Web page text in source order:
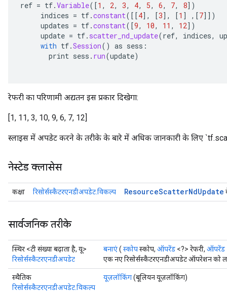
ref = tf.Variable( [1 , 2, 3, 4, 5, 6, 7, 8] )
indices = tf.constant( [[4] , [3] , [1 ] , [7]] )
updates = tf.constant( [9, 10, 11 , 12] )
update = tf. scatter_nd_update(ref, indices,
with tf.Session() as sess :
print sess . run(update)
रेफरी का परिणामी अद्यतन इस प्रकार दिखेगा:
[1, 11, 3, 10, 9, 6, 7, 12]
स्लाइस में अपडेट करने के तरीके के बारे में अधिक जानकारी के लिए
नेस्टेड क्लासेस
कक्षा रिसोर्सस्कैटरएनडीअपडेट.विकल्प ResourceScatterNdUpdate
सार्वजनिक तरीके
स्थिर <टी संख्या बढ़ाता है, यू>
रिसोर्सस्कैटरएनडीअपडेट
बनाएं( स्कोपस्कोप, ऑपरेंड <?> रेफरी, ऑपरेंड
एक नए रिसोर्सस्कैटरएनडीअपडेट ऑपरेशन को
स्थैतिक
रिसोर्सस्कैटरएनडीअपडेट.विकल्प
यूज़लॉकिंग(बूलियन यूज़लॉकिंग)